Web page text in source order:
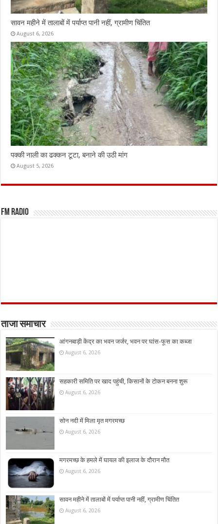
सावन महीने में तालाबों में पर्याप्त पानी नहीं, ग्रामीण चिंतित
August 6, 2026
पक्की नाली का ढक्कन टूटा, बनाने की उठी मांग
August 5, 2026
FM Radio
ताजा समाचार
आंगनबाड़ी केंद्र का भवन जर्जर, भवन पर घांस-फूस का कब्जा
August 6, 2026
सहकारी समिति पर खाद पहुंची, किसानों के टोकन बनना शुरू
August 6, 2026
सोन नदी में मिला मृत मगरमच्छ
August 6, 2026
मगरमच्छ के हमले में घायल की इलाज के दौरान मौत
August 6, 2026
सावन महीने में तालाबों में पर्याप्त पानी नहीं, ग्रामीण चिंतित
August 6, 2026